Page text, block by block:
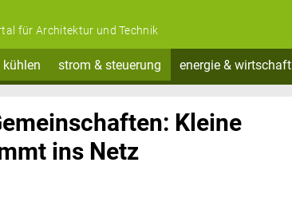
für Architektur und Technik
kühlen strom & steuerung energie & wirtschaft
Kleine
ins Netz